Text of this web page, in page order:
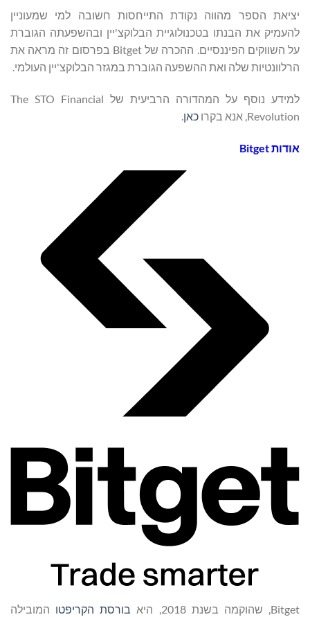
יציאת הספר מהווה נקודת התייחסות חשובה למי שמעוניין
להעמיק את הבנתו בטכנולוגיית הבלוקצ'יין ובהשפעתה הגוברת
על השווקים הפיננסיים. ההכרה של Bitget בפרסום זה מראה את
הרלוונטיות שלה ואת ההשפעה הגוברת במגזר הבלוקצ'יין העולמי.
למידע נוסף על המהדורה הרביעית של The STO Financial
Revolution, אנא בקרו
כאן.
אודותBitget
Bitget, שהוקמה בשנת 2018, היא בורסת הקריפטו המובילה